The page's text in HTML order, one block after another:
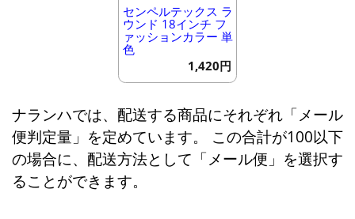
センペルテックス ラ
ウンド 18インチ フ
ァッションカラー 単
色
1,420円
ナランハでは、配送する商品にそれぞれ「メール
便判定量」を定めています。 この合計が100以下
の場合に、配送方法として「メール便」を選択す
ることができます。